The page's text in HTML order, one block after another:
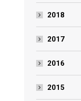
2018
2017
2016
2015